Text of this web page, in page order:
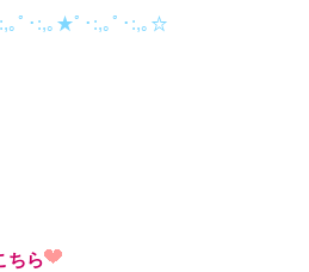
｡ﾟ･:,｡★ﾟ･:,｡ﾟ･:,｡☆
ちら